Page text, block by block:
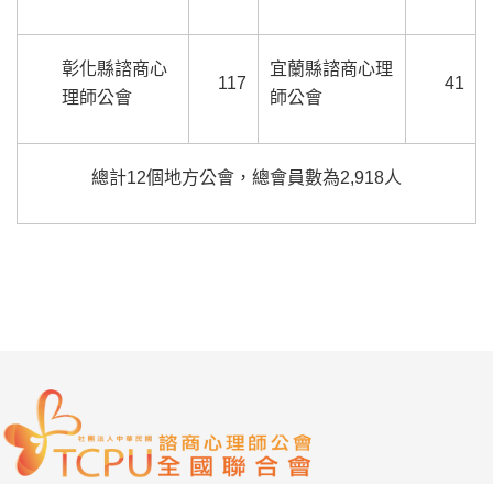
彰化縣諮商心
理師公會
117
宜蘭縣諮商心理
師公會
41
總計12個地方公會，總會員數為2,918人